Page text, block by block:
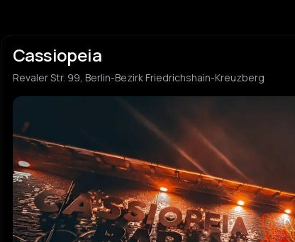
Cassiopeia
Revaler Str. 99, Berlin-Bezirk Friedrichshain-Kreuzberg